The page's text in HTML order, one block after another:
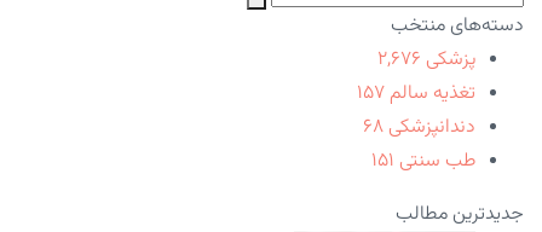
دسته‌های منتخب
پزشکی ۲,۶۷۶
تغذیه سالم ۱۵۷
دندانپزشکی ۶۸
طب سنتی ۱۵۱
جدیدترین مطالب